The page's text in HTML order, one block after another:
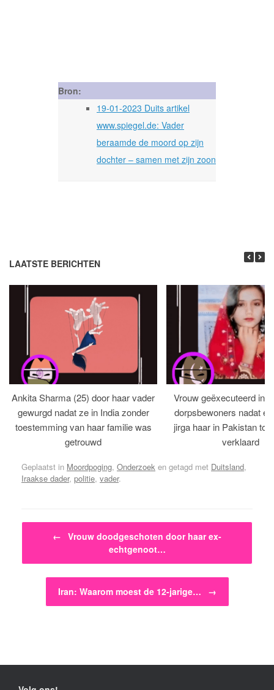
Bron:
19-01-2023 Duits artikel
www.spiegel.de: Vader
beraamde de moord op zijn
dochter – samen met zijn zoon
LAATSTE BERICHTEN
Ankita Sharma (25) door haar vader
gewurgd nadat ze in India zonder
toestemming van haar familie was
getrouwd
Vrouw geëxecuteerd in
dorpsbewoners nadat
jirga haar in Pakistan tot
verklaard
Geplaatst in Moordpoging, Onderzoek en getagd met Duitsland,
Iraakse dader, politie, vader.
Bericht navigatie
← Vrouw doodgeschoten door haar ex-
echtgenoot…
Iran: Waarom moest de 12-jarige… →